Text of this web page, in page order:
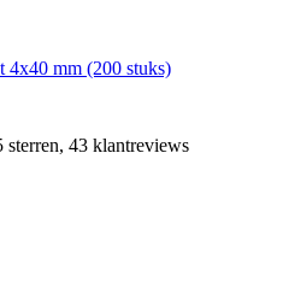
mm (200 stuks)
sterren, 43 klantreviews